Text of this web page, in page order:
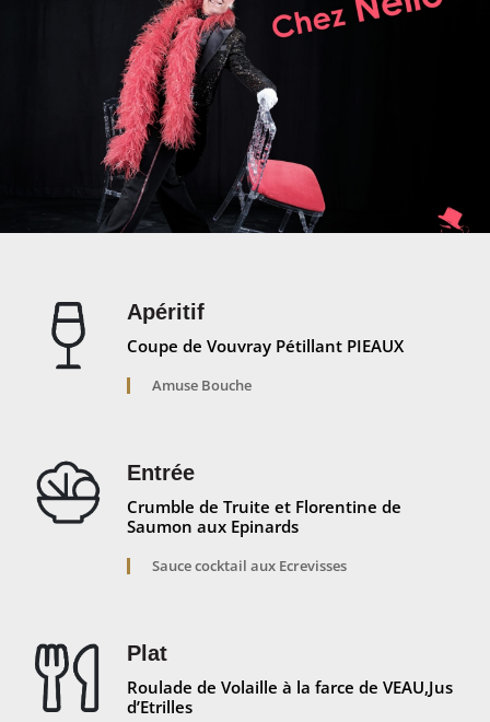
Apéritif
Coupe de Vouvray Pétillant PIEAUX
Amuse Bouche
Entrée
Crumble de Truite et Florentine de
Saumon aux Epinards
Sauce cocktail aux Ecrevisses
Plat
Roulade de Volaille à la farce de VEAU,Jus
d’Etrilles